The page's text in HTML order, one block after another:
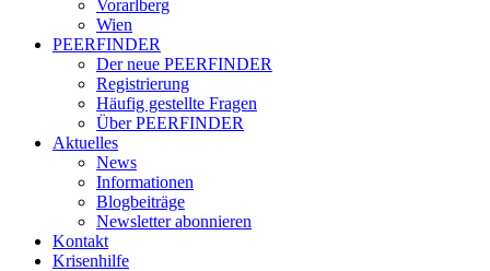
Vorarlberg
Wien
PEERFINDER
Der neue PEERFINDER
Registrierung
Häufig gestellte Fragen
Über PEERFINDER
Aktuelles
News
Informationen
Blogbeiträge
Newsletter abonnieren
Kontakt
Krisenhilfe